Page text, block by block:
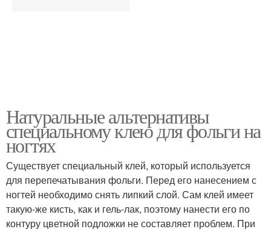
Натуральные альтернативы
специальному клею для фольги на
ногтях
Существует специальный клей, который используется
для перепечатывания фольги. Перед его нанесением с
ногтей необходимо снять липкий слой. Сам клей имеет
такую-же кисть, как и гель-лак, поэтому нанести его по
контуру цветной подложки не составляет проблем. При